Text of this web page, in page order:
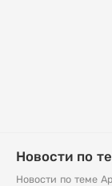
Новости по
Новости по теме